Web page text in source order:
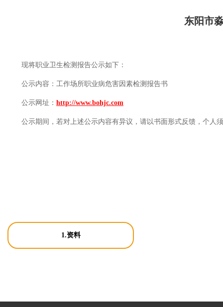
东阳市
现将职业卫生检测报告公示如下：
公示内容： 工作场所职业病危害因素检测报告书
公示网址： http://www.bohjc.com
公示期间，若对上述公示内容有异议，请以书面形式反馈，个人
1.资料